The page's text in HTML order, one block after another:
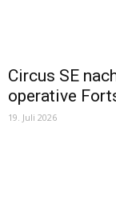
Circus SE
operative
19. Juli 2026